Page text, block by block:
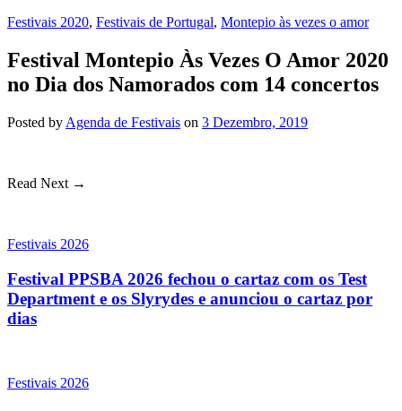
Festivais 2020, Festivais de Portugal, Montepio às vezes o amor
Festival Montepio Às Vezes O Amor 2020
no Dia dos Namorados com 14 concertos
Posted by Agenda de Festivais on 3 Dezembro, 2019
Read Next →
Festivais 2026
Festival PPSBA 2026 fechou o cartaz com os Test
Department e os Slyrydes e anunciou o cartaz por
dias
Festivais 2026